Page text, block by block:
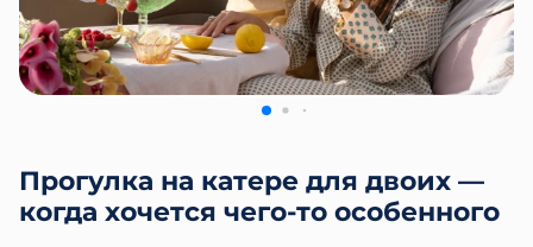
Прогулка на катере для двоих —
когда хочется чего-то особенного